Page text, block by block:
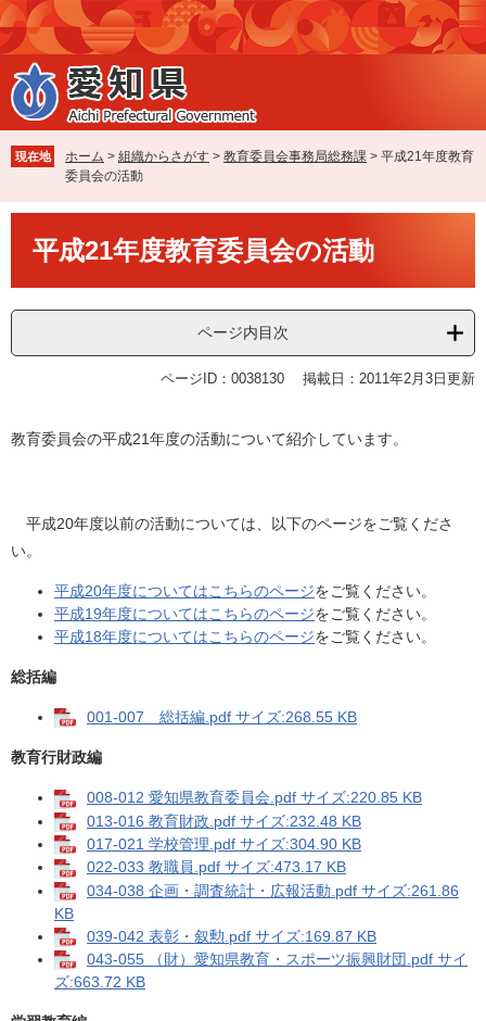
ペ
ー
ジ
の
先
で
す
メ
ニ
ュ
ー
を
ば
し
本
現在地 ホーム > 組織からさがす > 教育委員会事務局総務課 > 平成21年度教育
委員会の活動
平成21年度教育委員会の活動
ページ内目次
ページID：0038130 掲載日：2011年2月3日更新
教育委員会の平成21年度の活動について紹介しています。
平成20年度以前の活動については、以下のページをご覧くださ
い。
平成20年度についてはこちらのページをご覧ください。
平成19年度についてはこちらのページをご覧ください。
平成18年度についてはこちらのページをご覧ください。
総括編
001-007 総括編.pdf サイズ:268.55 KB
教育行財政編
008-012 愛知県教育委員会.pdf サイズ:220.85 KB
013-016 教育財政.pdf サイズ:232.48 KB
017-021 学校管理.pdf サイズ:304.90 KB
022-033 教職員.pdf サイズ:473.17 KB
034-038 企画・調査統計・広報活動.pdf サイズ:261.86
KB
039-042 表彰・叙勲.pdf サイズ:169.87 KB
043-055 （財）愛知県教育・スポーツ振興財団.pdf サイ
ズ:663.72 KB